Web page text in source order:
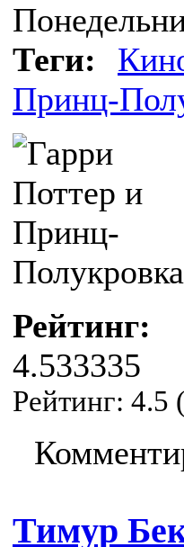
Теги:
Принц-
Рейтинг:
4.533335
Рейтинг: 4.5 (
Тимур